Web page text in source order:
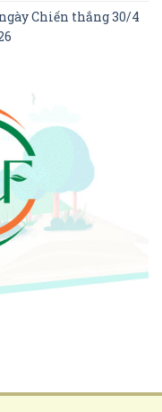
Chiến thắng 30/4